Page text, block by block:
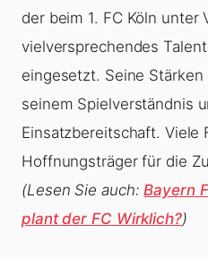
der beim 1. FC Köln unter
vielversprechendes
eingesetzt. Seine
seinem Spielverständnis
Einsatzbereitschaft. Viele
Hoffnungsträger für die
(Lesen Sie auch:Bayern
plant der FC Wirklich?)